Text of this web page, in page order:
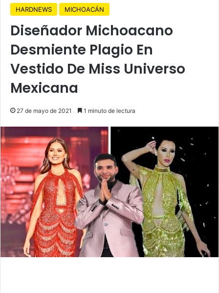
HARDNEWS MICHOACÁN
Diseñador Michoacano
Desmiente Plagio En
Vestido De Miss Universo
Mexicana
27 de mayo de 2021 1 minuto de lectura